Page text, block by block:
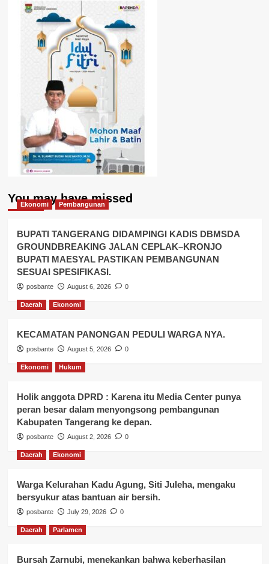
You may have missed
Ekonomi Pembangunan
BUPATI TANGERANG DIDAMPINGI KADIS DBMSDA
GROUNDBREAKING JALAN CEPLAK–KRONJO
BUPATI MAESYAL PASTIKAN PEMBANGUNAN
SESUAI SPESIFIKASI.
posbante August 6, 2026 0
Daerah Ekonomi
KECAMATAN PANONGAN PEDULI WARGA NYA.
posbante August 5, 2026 0
Ekonomi Hukum
Holik anggota DPRD : Karena itu Media Center punya
peran besar dalam menyongsong pembangunan
Kabupaten Tangerang ke depan.
posbante August 2, 2026 0
Daerah Ekonomi
Warga Kelurahan Kadu Agung, Siti Juleha, mengaku
bersyukur atas bantuan air bersih.
posbante July 29, 2026 0
Daerah Parlamen
Bursah Zarnubi, menekankan bahwa keberhasilan